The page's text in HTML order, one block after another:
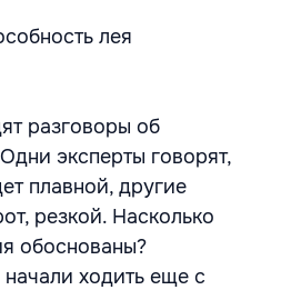
лея
разговоры об
эксперты говорят,
плавной, другие
резкой. Насколько
обоснованы?
ходить еще с